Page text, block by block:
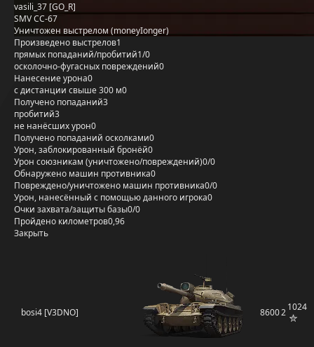
vasili_37 [GO_R]
SMV CC-67
Уничтожен выстрелом (moneyIonger)
Произведено выстрелов1
прямых попаданий/пробитий1/0
осколочно-фугасных повреждений0
Нанесение урона0
с дистанции свыше 300 м0
Получено попаданий3
пробитий3
не нанёсших урон0
Получено попаданий осколками0
Урон, заблокированный бронёй0
Урон союзникам (уничтожено/повреждений)0/0
Обнаружено машин противника0
Повреждено/уничтожено машин противника0/0
Урон, нанесённый с помощью данного игрока0
Очки захвата/защиты базы0/0
Пройдено километров0,96
Закрыть
bosi4 [V3DNO] 860021024